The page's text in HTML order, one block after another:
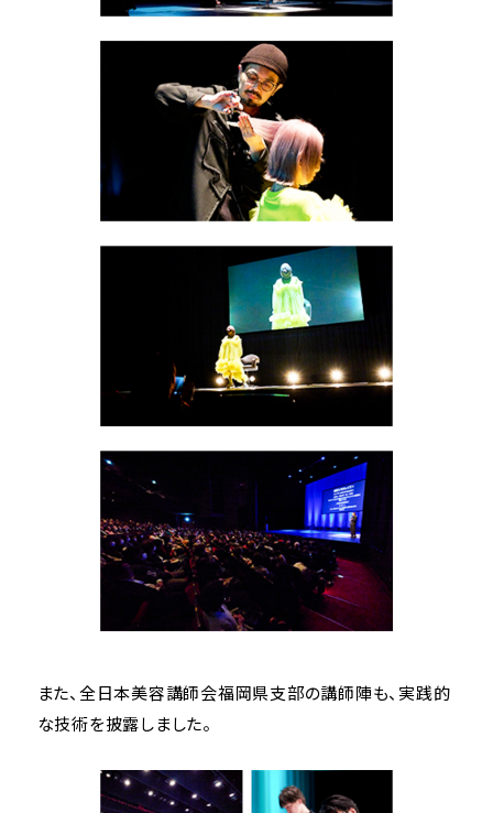
また、全日本美容講師会福岡県支部の講師陣も、実践的
な技術を披露しました。